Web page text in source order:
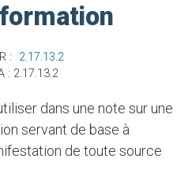
: 2.17.13.2
: 2.17.13.2
servant de base à
de toute source